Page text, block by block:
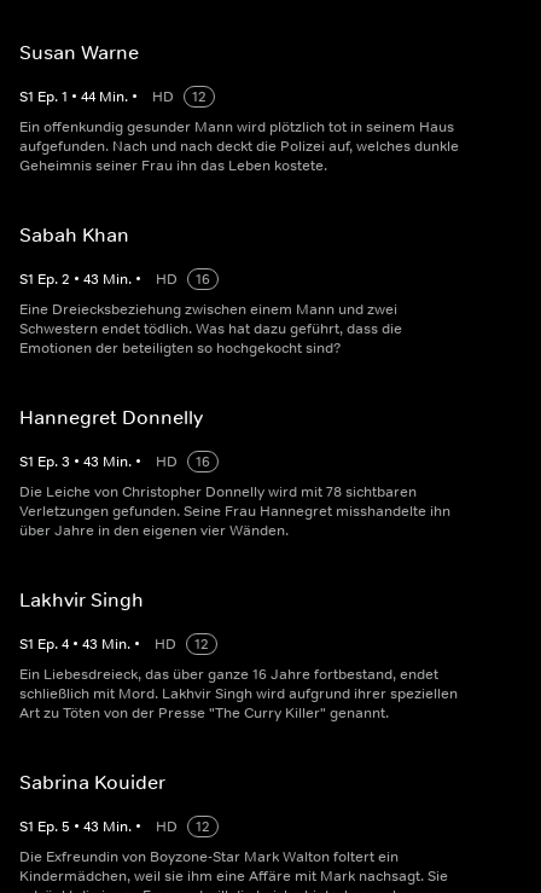
Susan Warne
S1 Ep.1 • 44 Min. • HD
12
Ein offenkundig gesunder Mann wird plötzlich tot in seinem Haus
aufgefunden. Nach und nach deckt die Polizei auf, welches dunkle
Geheimnis seiner Frau ihn das Leben kostete.
Sabah Khan
S1 Ep.2 • 43 Min. • HD
16
Eine Dreiecksbeziehung zwischen einem Mann und zwei
Schwestern endet tödlich. Was hat dazu geführt, dass die
Emotionen der beteiligten so hochgekocht sind?
Hannegret Donnelly
S1 Ep.3 • 43 Min. • HD
16
Die Leiche von Christopher Donnelly wird mit 78 sichtbaren
Verletzungen gefunden. Seine Frau Hannegret misshandelte ihn
über Jahre in den eigenen vier Wänden.
Lakhvir Singh
S1 Ep.4 • 43 Min. • HD
12
Ein Liebesdreieck, das über ganze 16 Jahre fortbestand, endet
schließlich mit Mord. Lakhvir Singh wird aufgrund ihrer speziellen
Art zu Töten von der Presse "The Curry Killer" genannt.
Sabrina Kouider
S1 Ep.5 • 43 Min. • HD
12
Die Exfreundin von Boyzone-Star Mark Walton foltert ein
Kindermädchen, weil sie ihm eine Affäre mit Mark nachsagt. Sie